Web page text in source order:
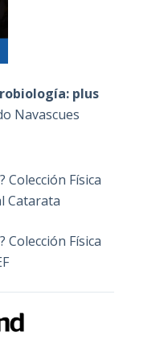
plus
Navascues
Colección Física
Catarata
Colección Física